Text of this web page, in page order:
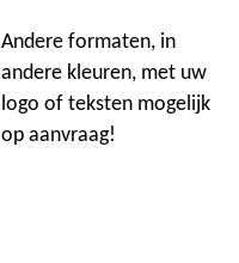
Andere formaten, in
andere kleuren, met uw
logo of teksten mogelijk
op aanvraag!